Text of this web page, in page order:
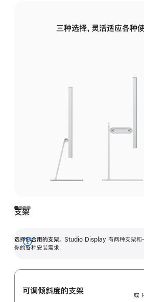
三种选择，灵活适应各种
支架
选择你合用的支架。 Studio Display 有两种支架和
你的各种安装需求。
展
可调倾斜度的支架
或